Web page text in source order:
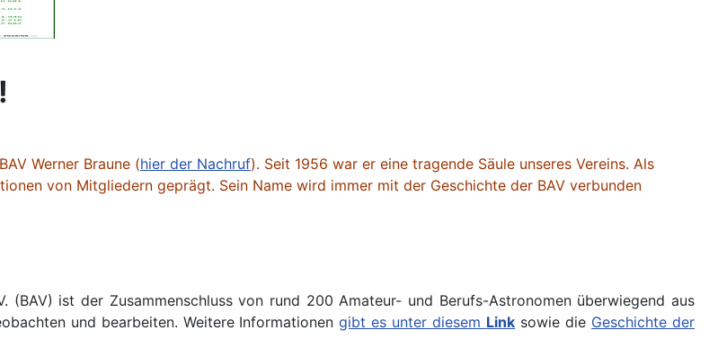
Werner Braune (hier der Nachruf). Seit 1956 war er eine tragende Säule unseres Vereins. Als
von Mitgliedern geprägt. Sein Name wird immer mit der Geschichte der BAV verbunden
(BAV) ist der Zusammenschluss von rund 200 Amateur- und Berufs-Astronomen überwiegend aus
und bearbeiten. Weitere Informationengibt es unter diesem Link sowie die Geschichte der